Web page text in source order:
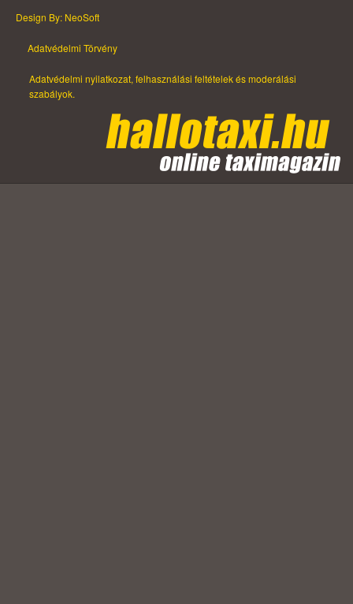
Design By: NeoSoft
Adatvédelmi Törvény
Adatvédelmi nyilatkozat, felhasználási feltételek és moderálási
szabályok.